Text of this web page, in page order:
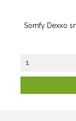
Somfy Dexxo